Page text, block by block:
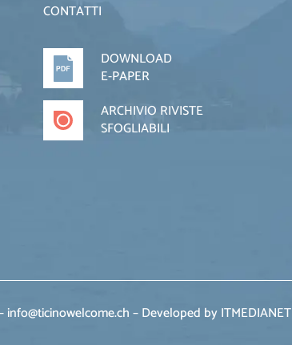
CONTATTI
DOWNLOAD
E-PAPER
ARCHIVIO RIVISTE
SFOGLIABILI
info@ticinowelcome.ch –Developed by ITMEDIANET